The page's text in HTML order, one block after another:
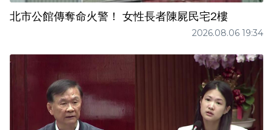
北市公館傳奪命火警！ 女性長者陳屍民宅2樓
2026.08.06 19:34